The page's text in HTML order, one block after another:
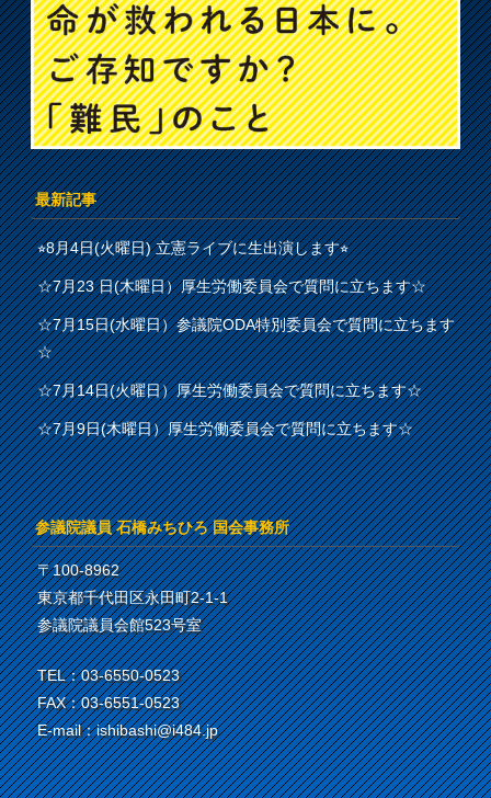
最新記事
⭐︎8月4日(火曜日) 立憲ライブに生出演します⭐︎
☆7月23 日(木曜日）厚生労働委員会で質問に立ちます☆
☆7月15日(水曜日）参議院ODA特別委員会で質問に立ちます
☆
☆7月14日(火曜日）厚生労働委員会で質問に立ちます☆
☆7月9日(木曜日）厚生労働委員会で質問に立ちます☆
参議院議員 石橋みちひろ 国会事務所
〒100-8962
東京都千代田区永田町2-1-1
参議院議員会館523号室
TEL：03-6550-0523
FAX：03-6551-0523
E-mail：ishibashi@i484.jp